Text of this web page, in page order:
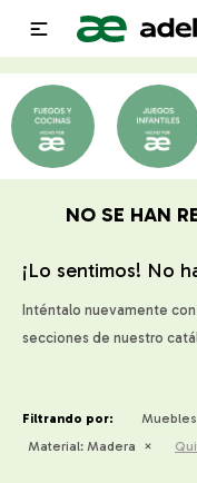

NO SE HAN
¡Lo sentimos! No
Inténtalo nuevamente
secciones de nuestro
Filtrando por: Muebles
Material: Madera